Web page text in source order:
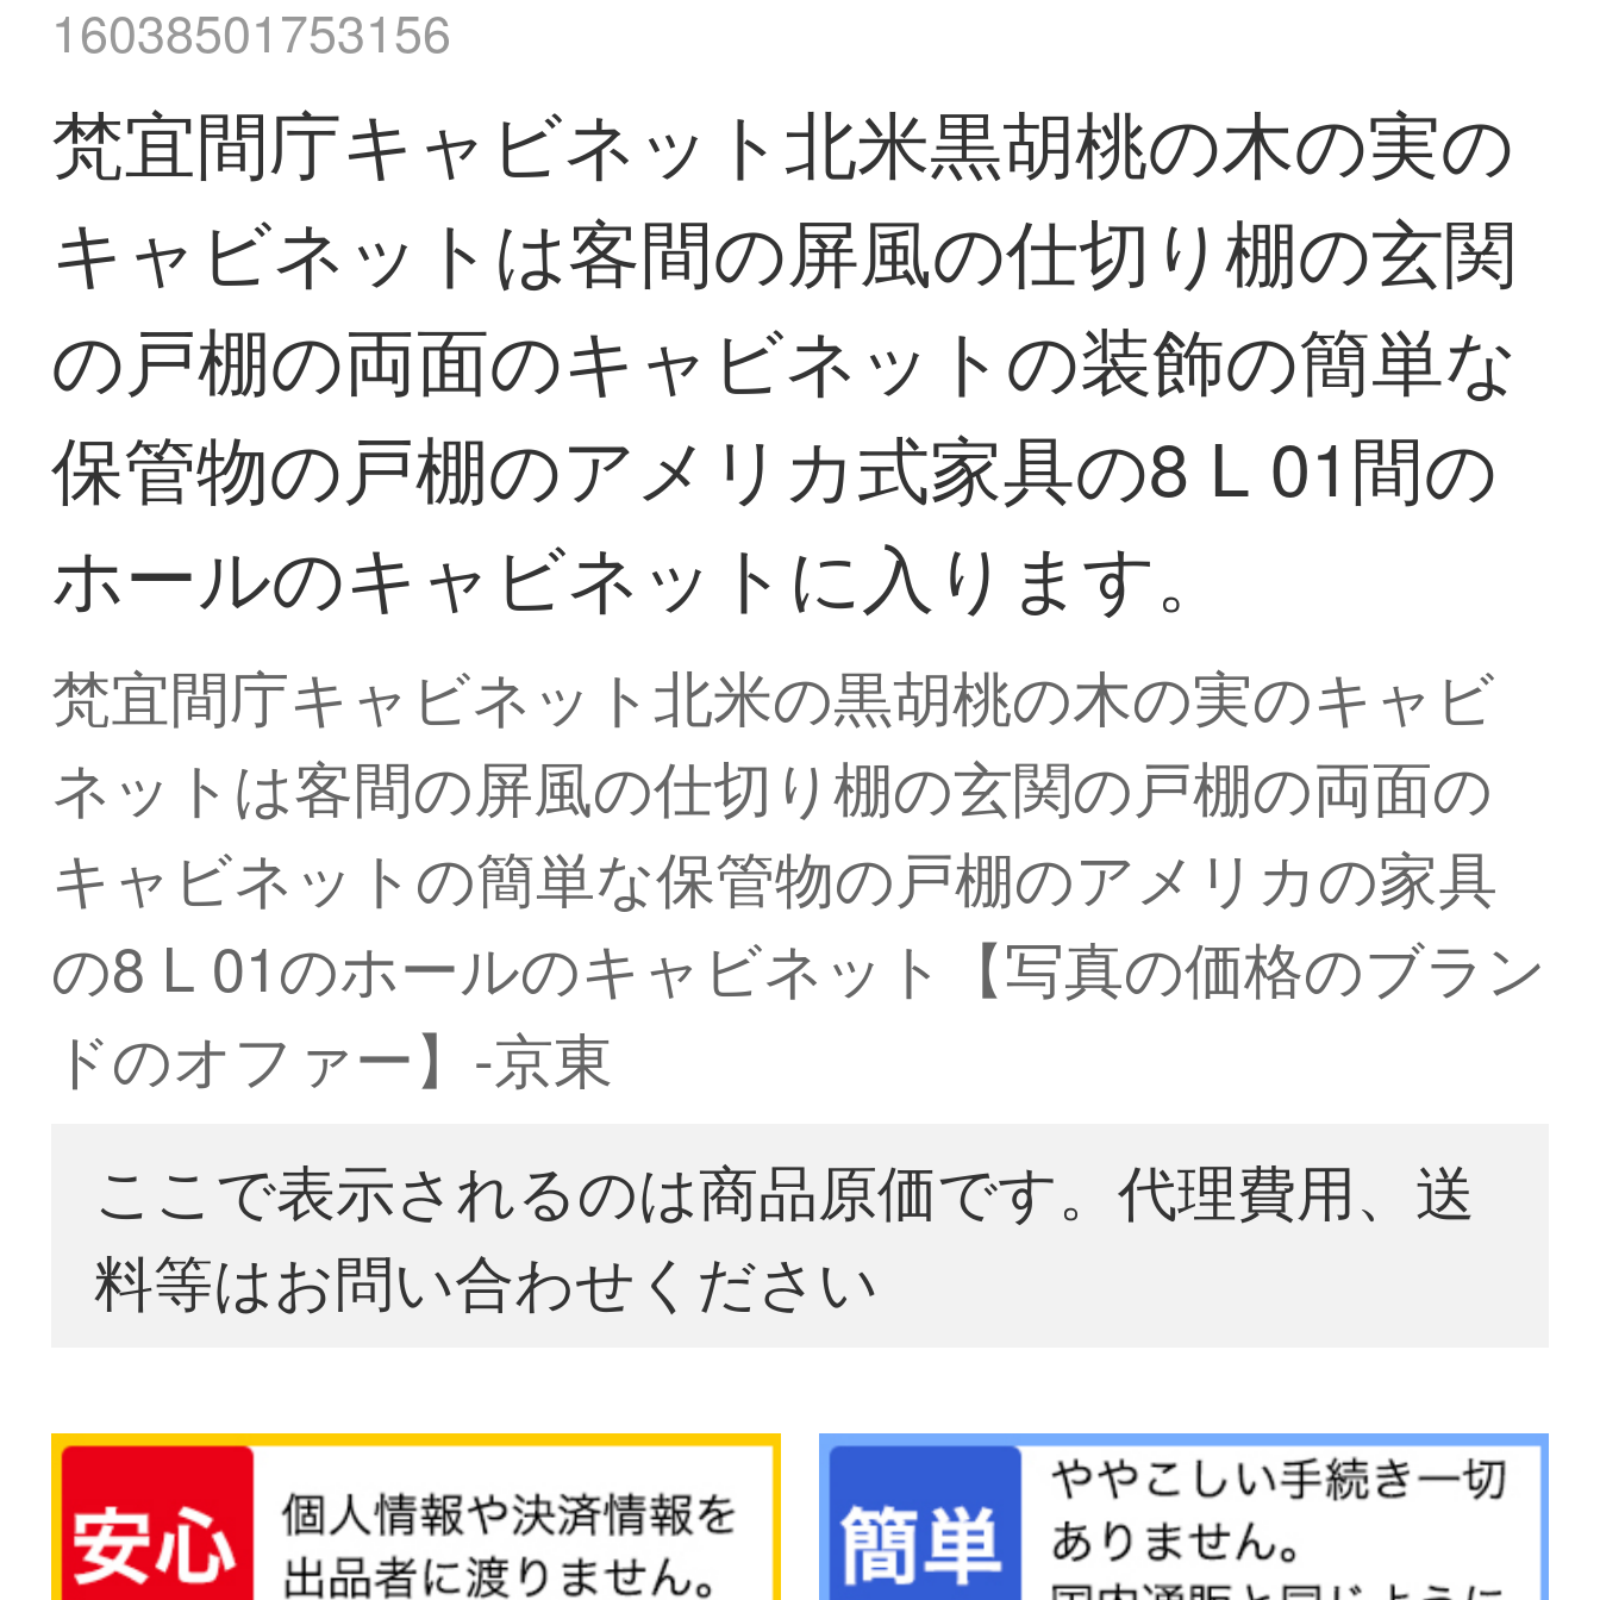
16038501753156
梵宜間庁キャビネット北米黒胡桃の木の実の
キャビネットは客間の屏風の仕切り棚の玄関
の戸棚の両面のキャビネットの装飾の簡単な
保管物の戸棚のアメリカ式家具の8 L 01間の
ホールのキャビネットに入ります。
梵宜間庁キャビネット北米の黒胡桃の木の実のキャビ
ネットは客間の屏風の仕切り棚の玄関の戸棚の両面の
キャビネットの簡単な保管物の戸棚のアメリカの家具
の8 L 01のホールのキャビネット【写真の価格のブラン
ドのオファー】-京東
ここで表示されるのは商品原価です。代理費用、送
料等はお問い合わせください